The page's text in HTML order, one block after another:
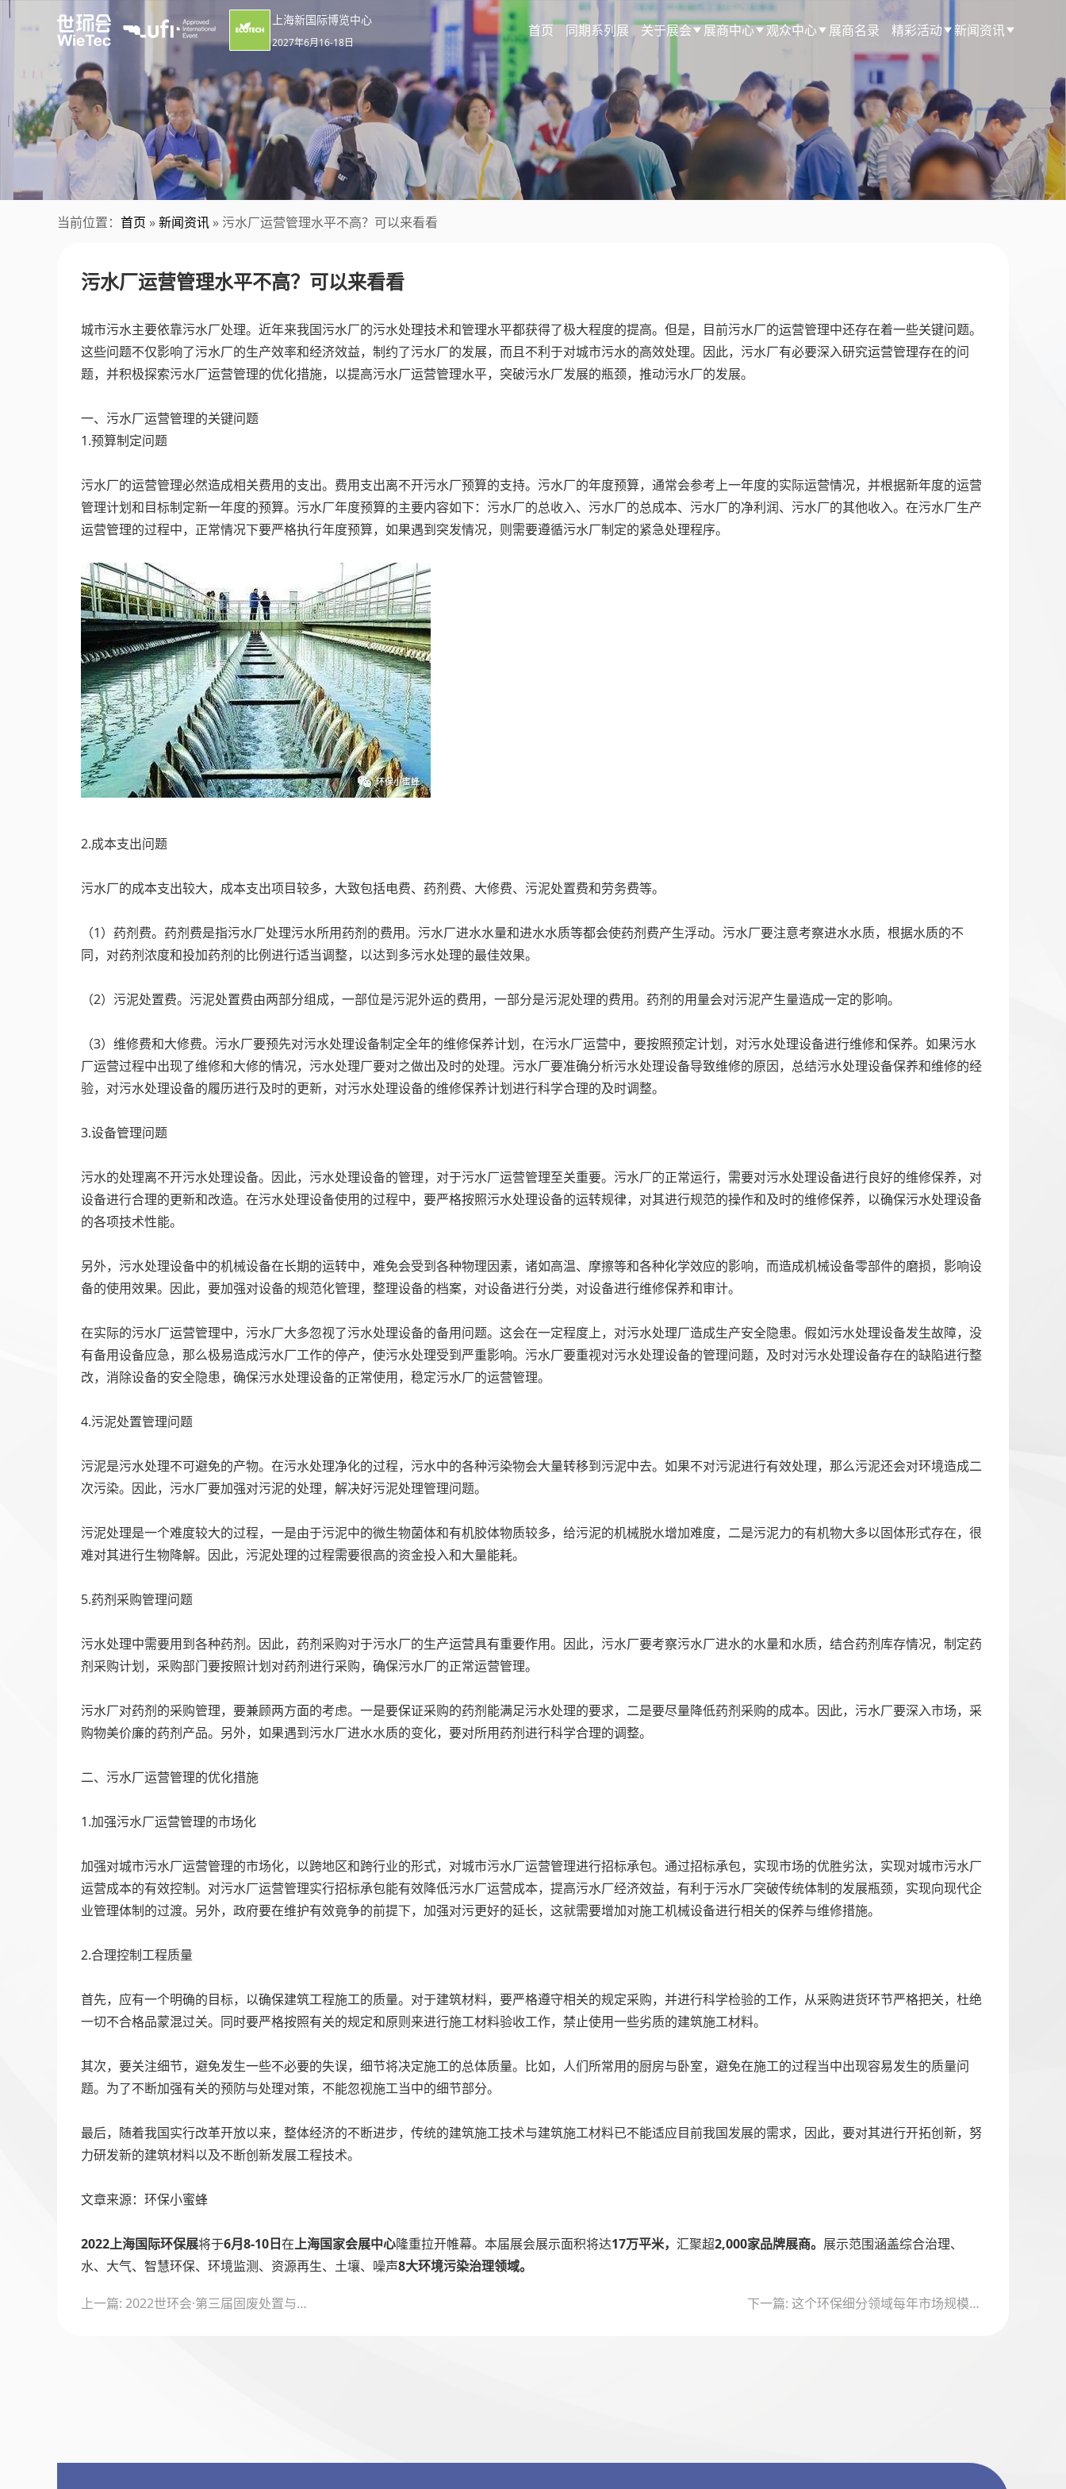
上海新国际博览中心
2027年6月16-18日
首页 同期系列展 关于展会 展商中心 观众中心 展商名录 精彩活动 新闻资讯
当前位置： 首页 »新闻资讯 » 污水厂运营管理水平不高？可以来看看
污水厂运营管理水平不高？可以来看看
城市污水主要依靠污水厂处理。近年来我国污水厂的污水处理技术和管理水平都获得了极大程度的提高。但是，目前污水厂的运营管理中还存在着一些关键问题。
这些问题不仅影响了污水厂的生产效率和经济效益，制约了污水厂的发展，而且不利于对城市污水的高效处理。因此，污水厂有必要深入研究运营管理存在的问
题，并积极探索污水厂运营管理的优化措施，以提高污水厂运营管理水平，突破污水厂发展的瓶颈，推动污水厂的发展。
一、污水厂运营管理的关键问题
1.预算制定问题
污水厂的运营管理必然造成相关费用的支出。费用支出离不开污水厂预算的支持。污水厂的年度预算，通常会参考上一年度的实际运营情况，并根据新年度的运营
管理计划和目标制定新一年度的预算。污水厂年度预算的主要内容如下：污水厂的总收入、污水厂的总成本、污水厂的净利润、污水厂的其他收入。在污水厂生产
运营管理的过程中，正常情况下要严格执行年度预算，如果遇到突发情况，则需要遵循污水厂制定的紧急处理程序。
2.成本支出问题
污水厂的成本支出较大，成本支出项目较多，大致包括电费、药剂费、大修费、污泥处置费和劳务费等。
（1）药剂费。药剂费是指污水厂处理污水所用药剂的费用。污水厂进水水量和进水水质等都会使药剂费产生浮动。污水厂要注意考察进水水质，根据水质的不
同，对药剂浓度和投加药剂的比例进行适当调整，以达到多污水处理的最佳效果。
（2）污泥处置费。污泥处置费由两部分组成，一部位是污泥外运的费用，一部分是污泥处理的费用。药剂的用量会对污泥产生量造成一定的影响。
（3）维修费和大修费。污水厂要预先对污水处理设备制定全年的维修保养计划，在污水厂运营中，要按照预定计划，对污水处理设备进行维修和保养。如果污水
厂运营过程中出现了维修和大修的情况，污水处理厂要对之做出及时的处理。污水厂要准确分析污水处理设备导致维修的原因，总结污水处理设备保养和维修的经
验，对污水处理设备的履历进行及时的更新，对污水处理设备的维修保养计划进行科学合理的及时调整。
3.设备管理问题
污水的处理离不开污水处理设备。因此，污水处理设备的管理，对于污水厂运营管理至关重要。污水厂的正常运行，需要对污水处理设备进行良好的维修保养，对
设备进行合理的更新和改造。在污水处理设备使用的过程中，要严格按照污水处理设备的运转规律，对其进行规范的操作和及时的维修保养，以确保污水处理设备
的各项技术性能。
另外，污水处理设备中的机械设备在长期的运转中，难免会受到各种物理因素，诸如高温、摩擦等和各种化学效应的影响，而造成机械设备零部件的磨损，影响设
备的使用效果。因此，要加强对设备的规范化管理，整理设备的档案，对设备进行分类，对设备进行维修保养和审计。
在实际的污水厂运营管理中，污水厂大多忽视了污水处理设备的备用问题。这会在一定程度上，对污水处理厂造成生产安全隐患。假如污水处理设备发生故障，没
有备用设备应急，那么极易造成污水厂工作的停产，使污水处理受到严重影响。污水厂要重视对污水处理设备的管理问题，及时对污水处理设备存在的缺陷进行整
改，消除设备的安全隐患，确保污水处理设备的正常使用，稳定污水厂的运营管理。
4.污泥处置管理问题
污泥是污水处理不可避免的产物。在污水处理净化的过程，污水中的各种污染物会大量转移到污泥中去。如果不对污泥进行有效处理，那么污泥还会对环境造成二
次污染。因此，污水厂要加强对污泥的处理，解决好污泥处理管理问题。
污泥处理是一个难度较大的过程，一是由于污泥中的微生物菌体和有机胶体物质较多，给污泥的机械脱水增加难度，二是污泥力的有机物大多以固体形式存在，很
难对其进行生物降解。因此，污泥处理的过程需要很高的资金投入和大量能耗。
5.药剂采购管理问题
污水处理中需要用到各种药剂。因此，药剂采购对于污水厂的生产运营具有重要作用。因此，污水厂要考察污水厂进水的水量和水质，结合药剂库存情况，制定药
剂采购计划，采购部门要按照计划对药剂进行采购，确保污水厂的正常运营管理。
污水厂对药剂的采购管理，要兼顾两方面的考虑。一是要保证采购的药剂能满足污水处理的要求，二是要尽量降低药剂采购的成本。因此，污水厂要深入市场，采
购物美价廉的药剂产品。另外，如果遇到污水厂进水水质的变化，要对所用药剂进行科学合理的调整。
二、污水厂运营管理的优化措施
1.加强污水厂运营管理的市场化
加强对城市污水厂运营管理的市场化，以跨地区和跨行业的形式，对城市污水厂运营管理进行招标承包。通过招标承包，实现市场的优胜劣汰，实现对城市污水厂
运营成本的有效控制。对污水厂运营管理实行招标承包能有效降低污水厂运营成本，提高污水厂经济效益，有利于污水厂突破传统体制的发展瓶颈，实现向现代企
业管理体制的过渡。另外，政府要在维护有效竟争的前提下，加强对污更好的延长，这就需要增加对施工机械设备进行相关的保养与维修措施。
2.合理控制工程质量
首先，应有一个明确的目标，以确保建筑工程施工的质量。对于建筑材料，要严格遵守相关的规定采购，并进行科学检验的工作，从采购进货环节严格把关，杜绝
一切不合格品蒙混过关。同时要严格按照有关的规定和原则来进行施工材料验收工作，禁止使用一些劣质的建筑施工材料。
其次，要关注细节，避免发生一些不必要的失误，细节将决定施工的总体质量。比如，人们所常用的厨房与卧室，避免在施工的过程当中出现容易发生的质量问
题。为了不断加强有关的预防与处理对策，不能忽视施工当中的细节部分。
最后，随着我国实行改革开放以来，整体经济的不断进步，传统的建筑施工技术与建筑施工材料已不能适应目前我国发展的需求，因此，要对其进行开拓创新，努
力研发新的建筑材料以及不断创新发展工程技术。
文章来源：环保小蜜蜂
2022上海国际环保展将于6月8-10日在上海国家会展中心隆重拉开帷幕。本届展会展示面积将达17万平米， 汇聚超2,000家品牌展商。 展示范围涵盖综合治理、
水、大气、智慧环保、环境监测、资源再生、土壤、噪声8大环境污染治理领域。
章
上一篇: 2022世环会·第三届固废处置与资源化高峰论坛 下一篇: 这个环保细分领域每年市场规模近千亿蓝海市场即将爆发